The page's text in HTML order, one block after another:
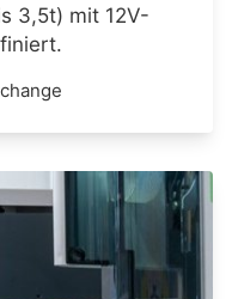
3,5t) mit 12V-